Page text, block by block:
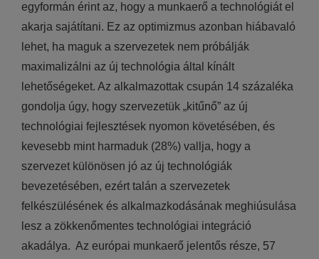
egyformán érint az, hogy a munkaerő a technológiát el
akarja sajátítani. Ez az optimizmus azonban hiábavaló
lehet, ha maguk a szervezetek nem próbálják
maximalizálni az új technológia által kínált
lehetőségeket. Az alkalmazottak csupán 14 százaléka
gondolja úgy, hogy szervezetük „kitűnő” az új
technológiai fejlesztések nyomon követésében, és
kevesebb mint harmaduk (28%) vallja, hogy a
szervezet különösen jó az új technológiák
bevezetésében, ezért talán a szervezetek
felkészülésének és alkalmazkodásának meghiúsulása
lesz a zökkenőmentes technológiai integráció
akadálya. Az európai munkaerő jelentős része, 57